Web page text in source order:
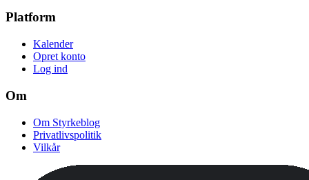
Platform
Kalender
Opret konto
Log ind
Om
Om Styrkeblog
Privatlivspolitik
Vilkår